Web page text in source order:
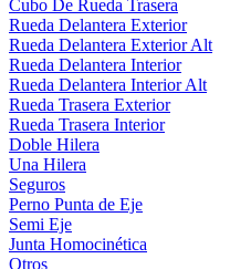
Cubo De Rueda Trasera
Rueda Delantera Exterior
Rueda Delantera Exterior Alt
Rueda Delantera Interior
Rueda Delantera Interior Alt
Rueda Trasera Exterior
Rueda Trasera Interior
Doble Hilera
Una Hilera
Seguros
Perno Punta de Eje
Semi Eje
Junta Homocinética
Otros